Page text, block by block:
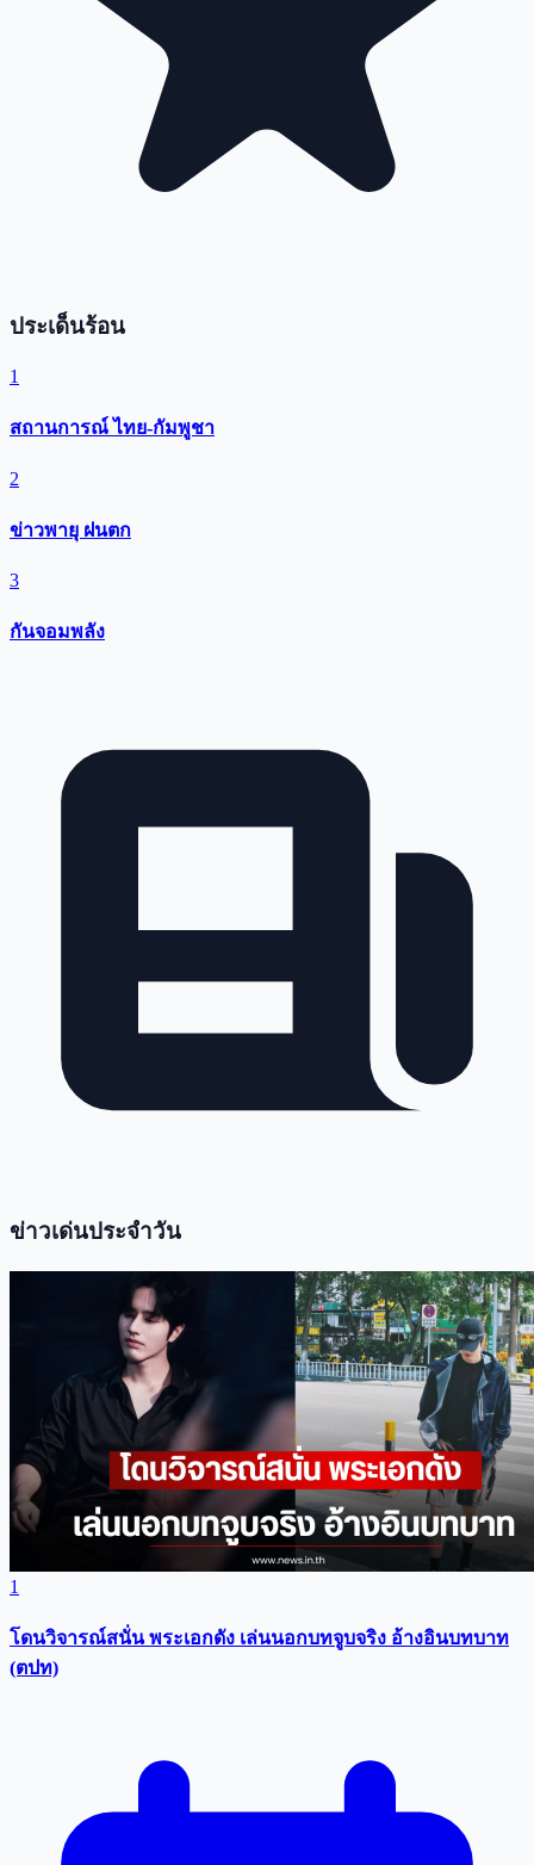
ประเด็นร้อน
1
สถานการณ์ ไทย-กัมพูชา
2
ข่าวพายุ ฝนตก
3
กันจอมพลัง
ข่าวเด่นประจำวัน
1
โดนวิจารณ์สนั่น พระเอกดัง เล่นนอกบทจูบจริง อ้างอินบทบาท
(ตปท)